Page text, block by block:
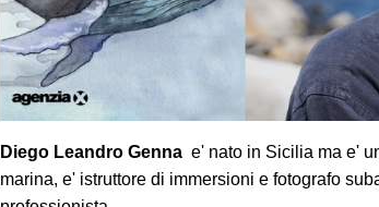
Diego Leandro Genna e' nato in Sicilia ma e'
marina, e' istruttore di immersioni e fotografo